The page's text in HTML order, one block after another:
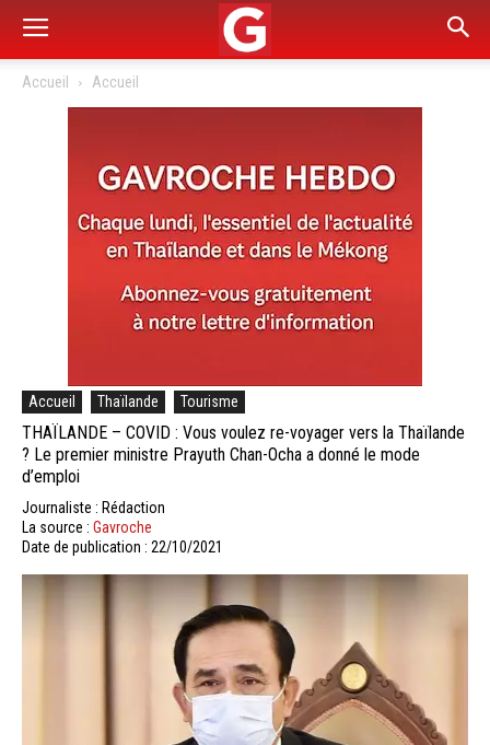
Accueil Accueil
Accueil Thaïlande Tourisme
THAÏLANDE – COVID : Vous voulez re-voyager vers la Thaïlande
? Le premier ministre Prayuth Chan-Ocha a donné le mode
d’emploi
Journaliste : Rédaction
La source : Gavroche
Date de publication : 22/10/2021